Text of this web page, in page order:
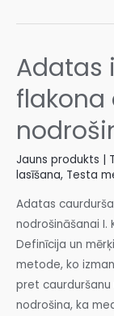
Adatas
flakona
Jauns produkts |
lasīšana, Testa
Adatas
nodrošināšanai I.
Definīcija un
metode, ko
pret caurduršanu
nodrošina, ka